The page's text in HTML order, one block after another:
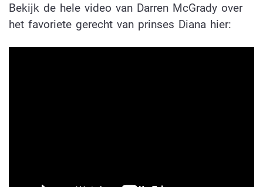
Bekijk de hele video van Darren McGrady over
het favoriete gerecht van prinses Diana hier: